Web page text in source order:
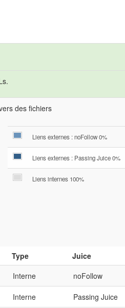
des fichiers
Liens externes : noFollow 0%
Liens externes : Passing Juice 0%
Liens internes 100%
Type
Juice
Interne noFollow
Interne Passing Juice